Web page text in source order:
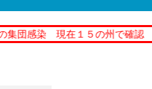
１５の州で確認 連邦当局が発